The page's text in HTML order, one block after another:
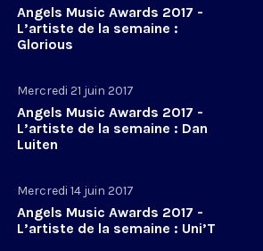
Angels Music Awards 2017 -
L’artiste de la semaine :
Glorious
Mercredi 21 juin 2017
Angels Music Awards 2017 -
L’artiste de la semaine : Dan
Luiten
Mercredi 14 juin 2017
Angels Music Awards 2017 -
L’artiste de la semaine : Uni’T